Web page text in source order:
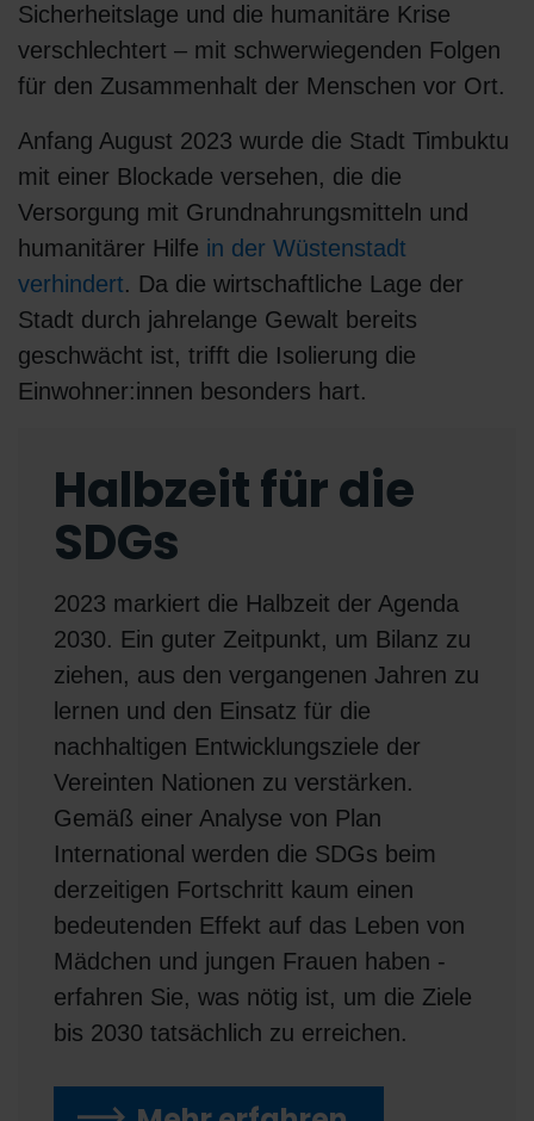
Sicherheitslage und die humanitäre Krise
verschlechtert – mit schwerwiegenden Folgen
für den Zusammenhalt der Menschen vor Ort.
Anfang August 2023 wurde die Stadt Timbuktu
mit einer Blockade versehen, die die
Versorgung mit Grundnahrungsmitteln und
humanitärer Hilfe in der Wüstenstadt
verhindert. Da die wirtschaftliche Lage der
Stadt durch jahrelange Gewalt bereits
geschwächt ist, trifft die Isolierung die
Einwohner:innen besonders hart.
Halbzeit für die
SDGs
2023 markiert die Halbzeit der Agenda
2030. Ein guter Zeitpunkt, um Bilanz zu
ziehen, aus den vergangenen Jahren zu
lernen und den Einsatz für die
nachhaltigen Entwicklungsziele der
Vereinten Nationen zu verstärken.
Gemäß einer Analyse von Plan
International werden die SDGs beim
derzeitigen Fortschritt kaum einen
bedeutenden Effekt auf das Leben von
Mädchen und jungen Frauen haben -
erfahren Sie, was nötig ist, um die Ziele
bis 2030 tatsächlich zu erreichen.